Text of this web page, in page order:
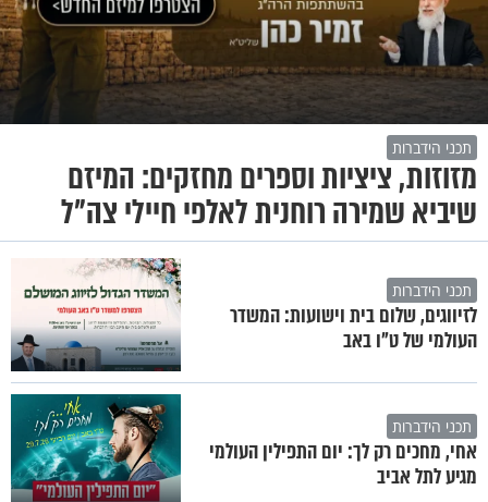
תכני הידברות
מזוזות, ציציות וספרים מחזקים: המיזם
שיביא שמירה רוחנית לאלפי חיילי צה"ל
תכני הידברות
לזיווגים, שלום בית וישועות: המשדר
העולמי של ט"ו באב
תכני הידברות
אחי, מחכים רק לך: יום התפילין העולמי
מגיע לתל אביב